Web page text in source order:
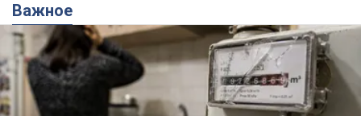
Важное